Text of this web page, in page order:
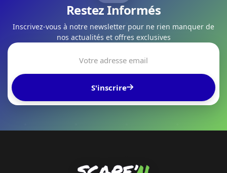
Restez Informés
Inscrivez-vous à notre newsletter pour ne rien manquer de
nos actualités et offres exclusives
S'inscrire